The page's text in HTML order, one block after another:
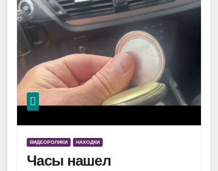
ВИДЕОРОЛИКИ НАХОДКИ
Часы нашел